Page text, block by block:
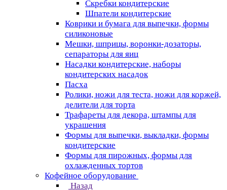
Скребки кондитерские
Шпатели кондитерские
Коврики и бумага для выпечки, формы
силиконовые
Мешки, шприцы, воронки-дозаторы,
сепараторы для яиц
Насадки кондитерские, наборы
кондитерских насадок
Пасха
Ролики, ножи для теста, ножи для коржей,
делители для торта
Трафареты для декора, штампы для
украшения
Формы для выпечки, выкладки, формы
кондитерские
Формы для пирожных, формы для
охлажденных тортов
Кофейное оборудование
Назад